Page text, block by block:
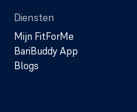
Diensten
Mijn FitForMe
BariBuddy App
Blogs